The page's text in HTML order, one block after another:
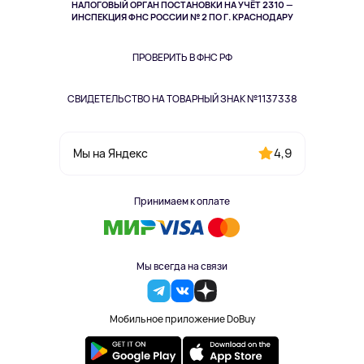
НАЛОГОВЫЙ ОРГАН ПОСТАНОВКИ НА УЧЁТ 2310 —
ИНСПЕКЦИЯ ФНС РОССИИ № 2 ПО Г. КРАСНОДАРУ
ПРОВЕРИТЬ В ФНС РФ
СВИДЕТЕЛЬСТВО НА ТОВАРНЫЙ ЗНАК №1137338
Мы на Яндекс 4,9
Принимаем к оплате
Мы всегда на связи
Мобильное приложение DoBuy
Здоровье питомцев
Одежда и аксессуары